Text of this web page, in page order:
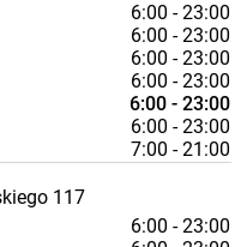
6:00 - 23:00
6:00 - 23:00
6:00 - 23:00
6:00 - 23:00
6:00 - 23:00
6:00 - 23:00
7:00 - 21:00
117
6:00 - 23:00